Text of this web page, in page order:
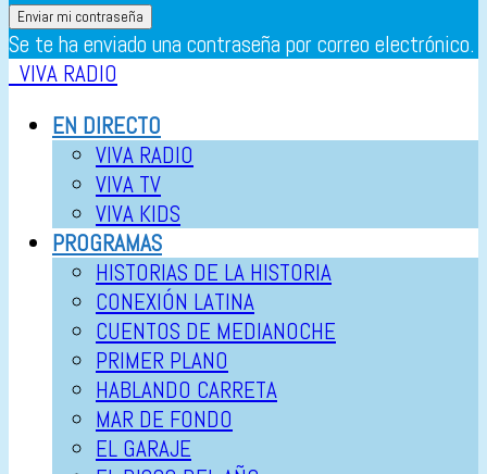
Se te ha enviado una contraseña por correo electrónico.
VIVA RADIO
EN DIRECTO
VIVA RADIO
VIVA TV
VIVA KIDS
PROGRAMAS
HISTORIAS DE LA HISTORIA
CONEXIÓN LATINA
CUENTOS DE MEDIANOCHE
PRIMER PLANO
HABLANDO CARRETA
MAR DE FONDO
EL GARAJE